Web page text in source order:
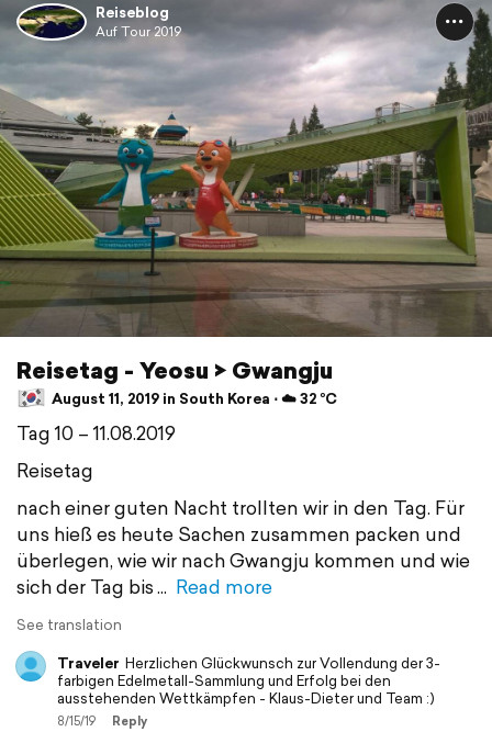
Reiseblog
Auf Tour 2019
Reisetag - Yeosu > Gwangju
August 11, 2019 in South Korea ⋅ ☁️ 32 °C
Tag 10 – 11.08.2019
Reisetag
nach einer guten Nacht trollten wir in den Tag. Für
uns hieß es heute Sachen zusammen packen und
überlegen, wie wir nach Gwangju kommen und wie
sich der Tag bis
Read more
See translation
Traveler Herzlichen Glückwunsch zur Vollendung der 3-
farbigen Edelmetall-Sammlung und Erfolg bei den
ausstehenden Wettkämpfen - Klaus-Dieter und Team :)
8/15/19 Reply